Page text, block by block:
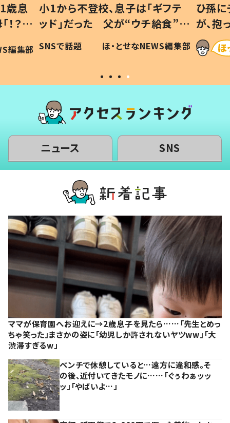
フテ
食”を
編集部
ひ孫にデレデレな80歳じいじ
が、抱っこすると…ひ孫の反応に
「涙が出ました」「可愛くて仕方な
い」
ほ・とせなNEWS編集部
ニュース SNS
ママが保育園へお迎えに→2歳息子を見たら……「先生とめっ
ちゃ笑った」まさかの姿に「幼児しか許されないヤツww」「大
渋滞すぎるw」
ベンチで休憩していると…遠方に違和感。そ
の後、近付いてきたモノに……「ぐぅわぁッッ
ッ」「やばいよ…」